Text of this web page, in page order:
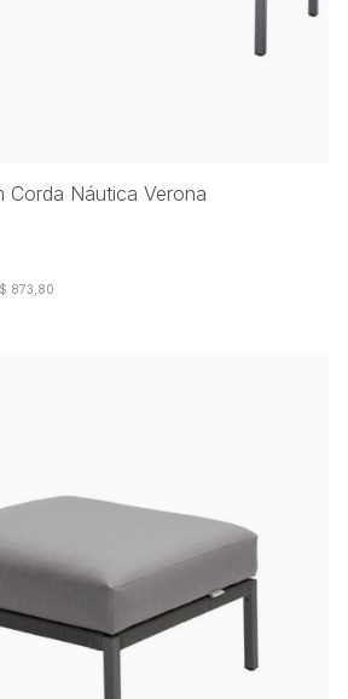
Corda Náutica Verona
873,80